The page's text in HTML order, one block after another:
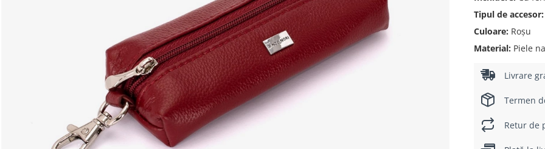
Tipul de accesor:
Culoare: Roșu
Material: Piele
Livrare
Termen
Retur de